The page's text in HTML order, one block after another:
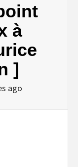
à
]
ago